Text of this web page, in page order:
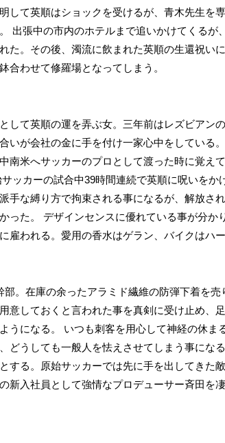
して英順はショックを受けるが、青木先生を
出張中の市内のホテルまで追いかけてくるが
た。その後、濁流に飲まれた英順の生還祝い
合わせて修羅場となってしまう。
して英順の運を弄ぶ女。三年前はレズビアン
いが会社の金に手を付け一家心中をしている
南米へサッカーのプロとして渡った時に覚え
ッカーの試合中39時間連続で英順に呪いをか
手な縛り方で拘束される事になるが、解放さ
った。 デザインセンスに優れている事が分か
雇われる。愛用の香水はゲラン、バイクはハ
。在庫の余ったアラミド繊維の防弾下着を
意しておくと言われた事を真剣に受け止め、
うになる。 いつも刺客を用心して神経の休ま
どうしても一般人を怯えさせてしまう事にな
する。原始サッカーでは先に手を出してきた
新入社員として強情なプロデューサー斉田を